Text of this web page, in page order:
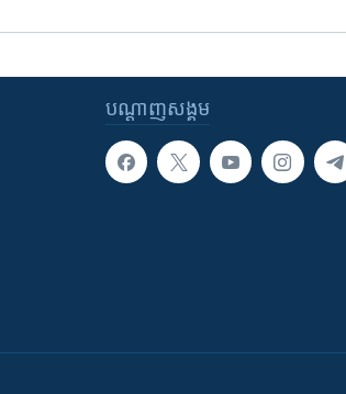
បណ្តាញ​សង្គម